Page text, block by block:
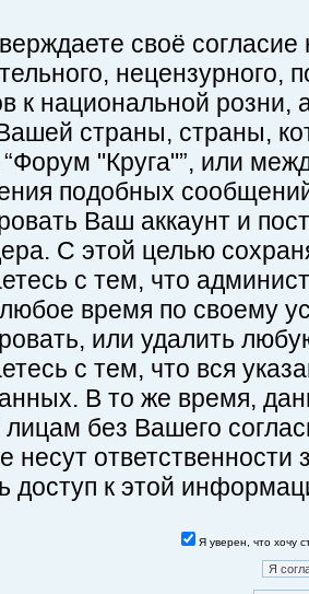
своё
нецензурного,
к национальной
страны, страны,
"Круга"”, или
подобных
Ваш аккаунт и
С этой целью
с тем, что
время по своему
или удалить
с тем, что вся
В то же время,
без Вашего
несут ответственности
доступ к этой
Я уверен, что хочу